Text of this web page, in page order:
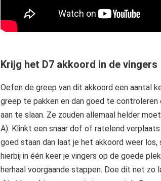
Krijg het D7 akkoord in de vingers
Oefen de greep van dit akkoord een aantal
greep te pakken en dan goed te
aan te slaan. Ze zouden allemaal helder
A). Klinkt een snaar dof of ratelend
goed staan dan laat je het akkoord weer los,
hierbij in één keer je vingers op de goede
herhaal voorgaande stappen. Doe dit net zo